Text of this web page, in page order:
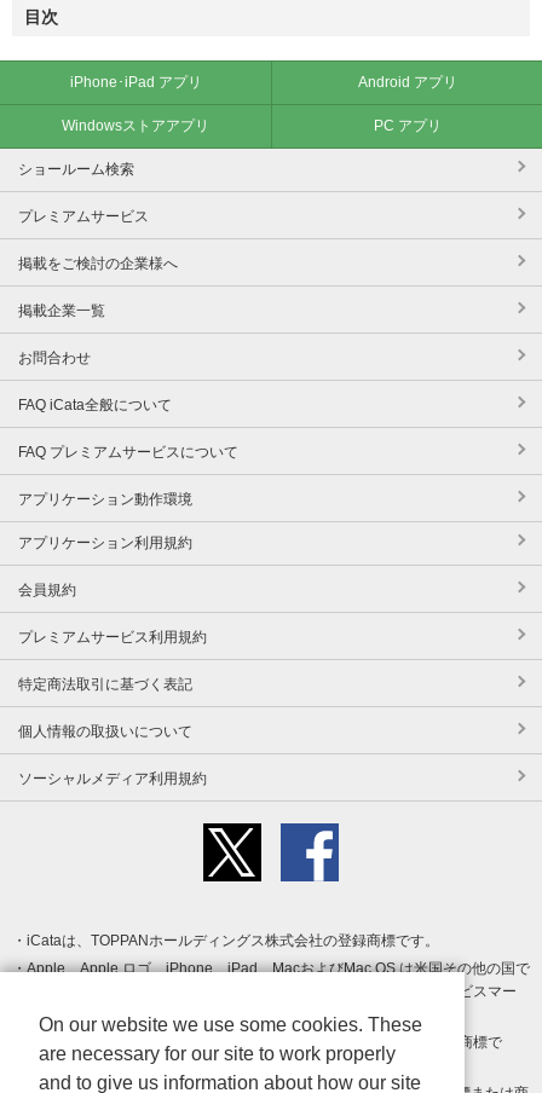
目次
iPhone･iPad アプリ Android アプリ
Windowsストアアプリ PC アプリ
ショールーム検索
プレミアムサービス
掲載をご検討の企業様へ
掲載企業一覧
お問合わせ
FAQ iCata全般について
FAQ プレミアムサービスについて
アプリケーション動作環境
アプリケーション利用規約
会員規約
プレミアムサービス利用規約
特定商法取引に基づく表記
個人情報の取扱いについて
ソーシャルメディア利用規約
iCataは、TOPPANホールディングス株式会社の登録商標です。
Apple、Apple ロゴ、iPhone、iPad、MacおよびMac OS は米国その他の国で
登録された Apple Inc. の商標です。App Store は Apple Inc. のサービスマー
クです。
Android、Google Play および Google Play ロゴ は Google LLC の商標で
す。
On our website we use some cookies. These
are necessary for our site to work properly
and to give us information about how our site